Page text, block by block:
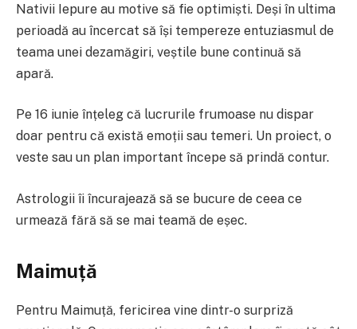
Nativii Iepure au motive să fie optimiști. Deși în ultima
perioadă au încercat să își tempereze entuziasmul de
teama unei dezamăgiri, veștile bune continuă să
apară.
Pe 16 iunie înțeleg că lucrurile frumoase nu dispar
doar pentru că există emoții sau temeri. Un proiect, o
veste sau un plan important începe să prindă contur.
Astrologii îi încurajează să se bucure de ceea ce
urmează fără să se mai teamă de eșec.
Maimuță
Pentru Maimuță, fericirea vine dintr-o surpriză